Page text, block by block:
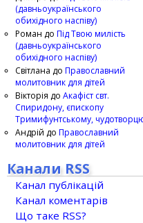
(давньоукраїнського
обихідного наспіву)
Роман до Під Твою милість
(давньоукраїнського
обихідного наспіву)
Світлана до Православний
молитовник для дітей
Вікторія до Акафіст свт.
Спиридону, єпископу
Тримифунтському,
Андрій до Православний
молитовник для дітей
Канали RSS
Канал публікацій
Канал коментарів
Що таке RSS?